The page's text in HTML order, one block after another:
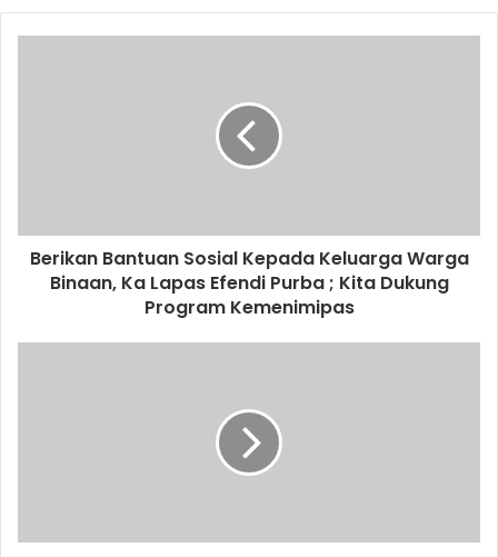
Berikan Bantuan Sosial Kepada Keluarga Warga
Binaan, Ka Lapas Efendi Purba ; Kita Dukung
Program Kemenimipas